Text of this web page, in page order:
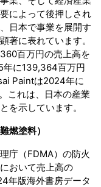
によって後押しされ
日本で事業を展開す
著に表れています。
百万円の売上高を
に139,364百万円
Paintは2024年に
これは、日本の産業
を示しています。
燃塗料）
庁（FDMA）の防火
おいて売上高の
年版海外書房データ